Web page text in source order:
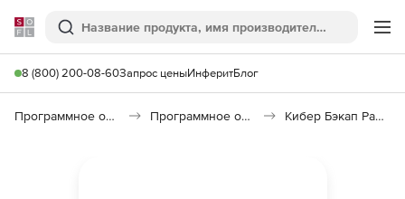
Softline
Поиск
8 (800) 200-08-60Запрос ценыИнферитБлог
Программное обеспечение для работы с файлами и дисками Программное обеспечение для резервного копирования Кибер Бэкап Расширенная редакция